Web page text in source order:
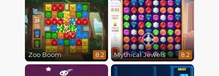
Zoo Boom 8.2 Mythical Jewels 8.2